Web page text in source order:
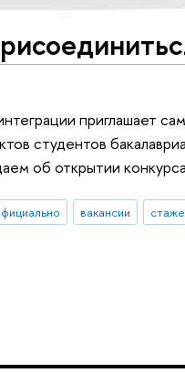
приглашает
студентов
об открытии
вакансии